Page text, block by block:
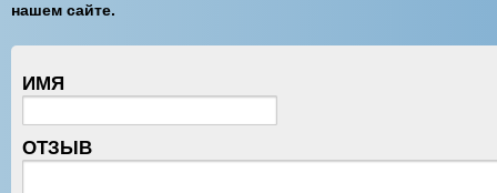
нашем сайте.
ИМЯ
ОТЗЫВ